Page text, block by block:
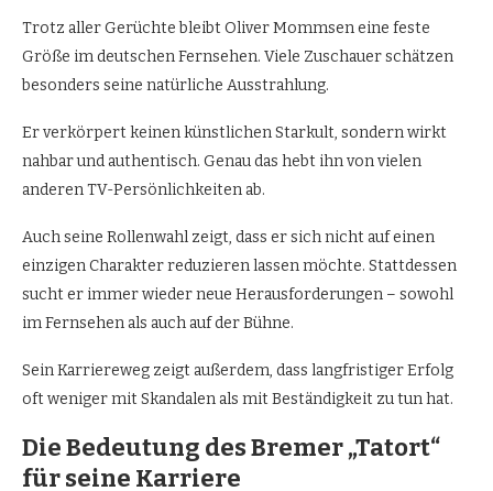
Trotz aller Gerüchte bleibt Oliver Mommsen eine feste
Größe im deutschen Fernsehen. Viele Zuschauer schätzen
besonders seine natürliche Ausstrahlung.
Er verkörpert keinen künstlichen Starkult, sondern wirkt
nahbar und authentisch. Genau das hebt ihn von vielen
anderen TV-Persönlichkeiten ab.
Auch seine Rollenwahl zeigt, dass er sich nicht auf einen
einzigen Charakter reduzieren lassen möchte. Stattdessen
sucht er immer wieder neue Herausforderungen – sowohl
im Fernsehen als auch auf der Bühne.
Sein Karriereweg zeigt außerdem, dass langfristiger Erfolg
oft weniger mit Skandalen als mit Beständigkeit zu tun hat.
Die Bedeutung des Bremer „Tatort“
für seine Karriere